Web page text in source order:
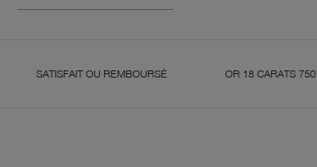
SATISFAIT OU REMBOURSÉ OR 18 CARATS 750